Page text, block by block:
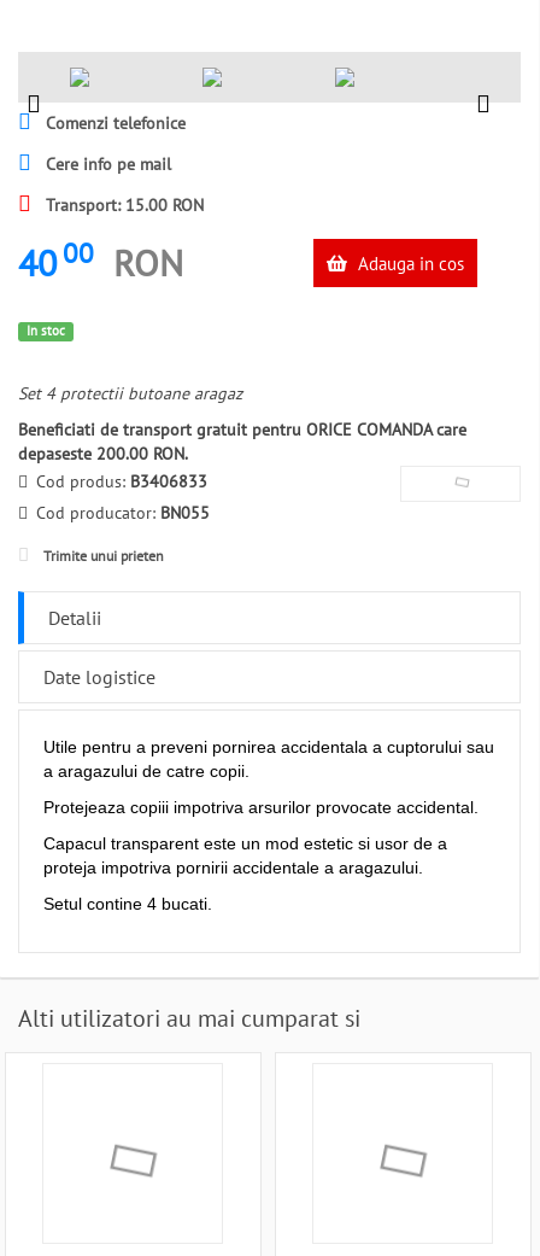
Comenzi telefonice
Cere info pe mail
Transport: 15.00 RON
40 00 RON Adauga in cos
In stoc
Set 4 protectii butoane aragaz
Beneficiati de transport gratuit pentru ORICE COMANDA care
depaseste 200.00 RON.
Cod produs: B3406833
Cod producator: BN055
Trimite unui prieten
Detalii
Date logistice
Utile pentru a preveni pornirea accidentala a cuptorului sau
a aragazului de catre copii.
Protejeaza copiii impotriva arsurilor provocate accidental.
Capacul transparent este un mod estetic si usor de a
proteja impotriva pornirii accidentale a aragazului.
Setul contine 4 bucati.
Alti utilizatori au mai cumparat si